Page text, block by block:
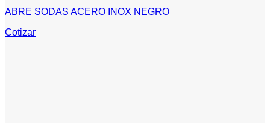
ABRE SODAS ACERO INOX NEGRO
Cotizar